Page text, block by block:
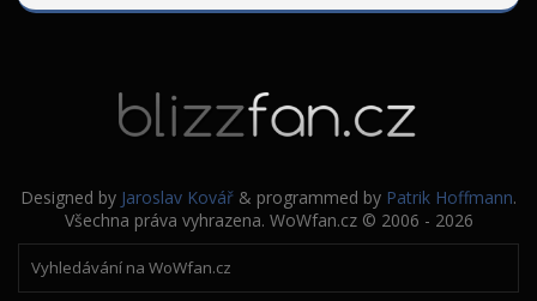
Designed by Jaroslav Kovář & programmed by Patrik Hoffmann.
Všechna práva vyhrazena. WoWfan.cz © 2006 - 2026